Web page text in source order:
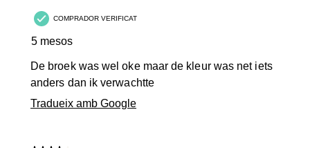
COMPRADOR VERIFICAT
5 mesos
De broek was wel oke maar de kleur was net iets
anders dan ik verwachtte
Tradueix amb Google